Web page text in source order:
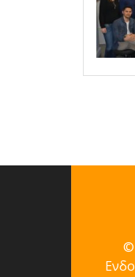
©